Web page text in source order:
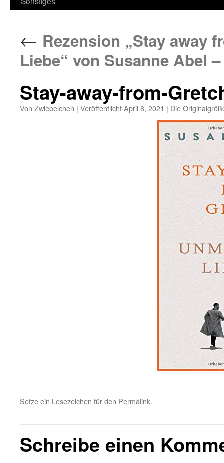
← Rezension „Stay away
Liebe“ von Susanne Abel
Stay-away-from-
Von Zwiebelchen | VeröffentlichtApril 8, 2021 | Die
Setze ein Lesezeichen für den Permalink.
Schreibe einen